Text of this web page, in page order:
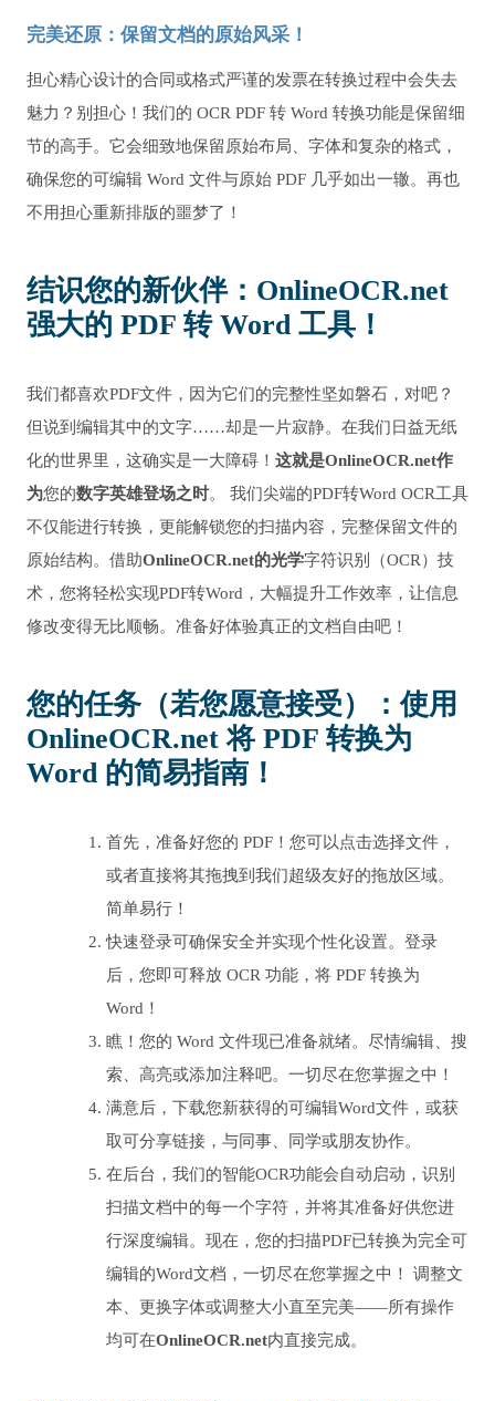
完美还原：保留文档的原始风采！
担心精心设计的合同或格式严谨的发票在转换过程中会失去
魅力？别担心！我们的 OCR PDF 转 Word 转换功能是保留细
节的高手。它会细致地保留原始布局、字体和复杂的格式，
确保您的可编辑 Word 文件与原始 PDF 几乎如出一辙。再也
不用担心重新排版的噩梦了！
结识您的新伙伴：OnlineOCR.net
强大的 PDF 转 Word 工具！
我们都喜欢PDF文件，因为它们的完整性坚如磐石，对吧？
但说到编辑其中的文字……却是一片寂静。在我们日益无纸
化的世界里，这确实是一大障碍！ 这就是OnlineOCR.net作
为您的数字英雄登场之时。 我们尖端的PDF转Word OCR工具
不仅能进行转换，更能解锁您的扫描内容，完整保留文件的
原始结构。借助OnlineOCR.net的光学字符识别（OCR）技
术，您将轻松实现PDF转Word，大幅提升工作效率，让信息
修改变得无比顺畅。准备好体验真正的文档自由吧！
您的任务（若您愿意接受）：使用
OnlineOCR.net 将 PDF 转换为
Word 的简易指南！
首先，准备好您的 PDF！您可以点击选择文件，
或者直接将其拖拽到我们超级友好的拖放区域。
简单易行！
快速登录可确保安全并实现个性化设置。登录
后，您即可释放 OCR 功能，将 PDF 转换为
Word！
瞧！您的 Word 文件现已准备就绪。尽情编辑、搜
索、高亮或添加注释吧。一切尽在您掌握之中！
满意后，下载您新获得的可编辑Word文件，或获
取可分享链接，与同事、同学或朋友协作。
在后台，我们的智能OCR功能会自动启动，识别
扫描文档中的每一个字符，并将其准备好供您进
行深度编辑。现在，您的扫描PDF已转换为完全可
编辑的Word文档，一切尽在您掌握之中！ 调整文
本、更换字体或调整大小直至完美——所有操作
均可在OnlineOCR.net内直接完成。